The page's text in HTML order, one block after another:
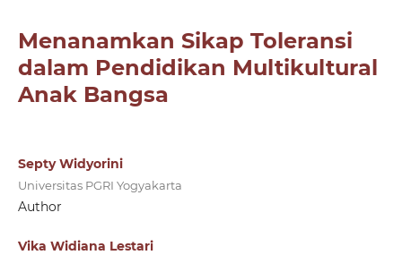
Menanamkan Sikap Toleransi
dalam Pendidikan Multikultural
Anak Bangsa
Septy Widyorini
Universitas PGRI Yogyakarta
Author
Vika Widiana Lestari